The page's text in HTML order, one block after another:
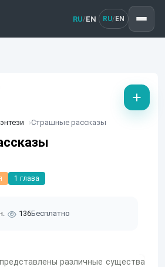
RU/EN RU/ EN
Страшные рассказы
1 глава
136Бесплатно
различные существа